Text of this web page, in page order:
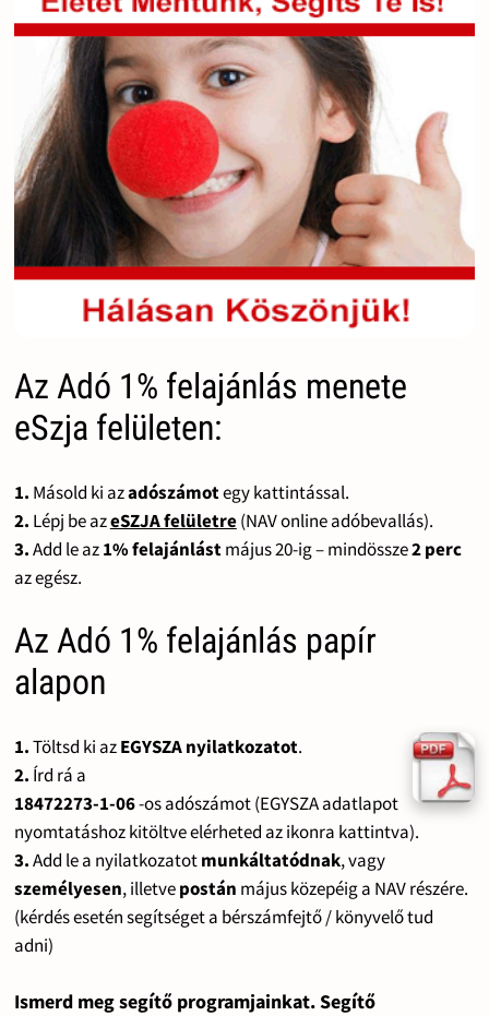
Az Adó 1% felajánlás menete
eSzja felületen:
1. Másold ki azadószámotegy kattintással.
2. Lépj be azeSZJA felületre(NAV online adóbevallás).
3.Add le az1% felajánlástmájus 20-ig – mindössze2 perc
az egész.
Az Adó 1% felajánlás papír
alapon
1.Töltsd ki azEGYSZA nyilatkozatot.
2. Írd rá a
18472273-1-06-os adószámot (EGYSZA adatlapot
nyomtatáshoz kitöltve elérheted az ikonra kattintva).
3.Add le a nyilatkozatotmunkáltatódnak, vagy
személyesen, illetvepostán május közepéig a NAV részére.
(kérdés esetén segítséget a bérszámfejtő / könyvelő tud
adni)
Ismerd meg segítő programjainkat. Segítő